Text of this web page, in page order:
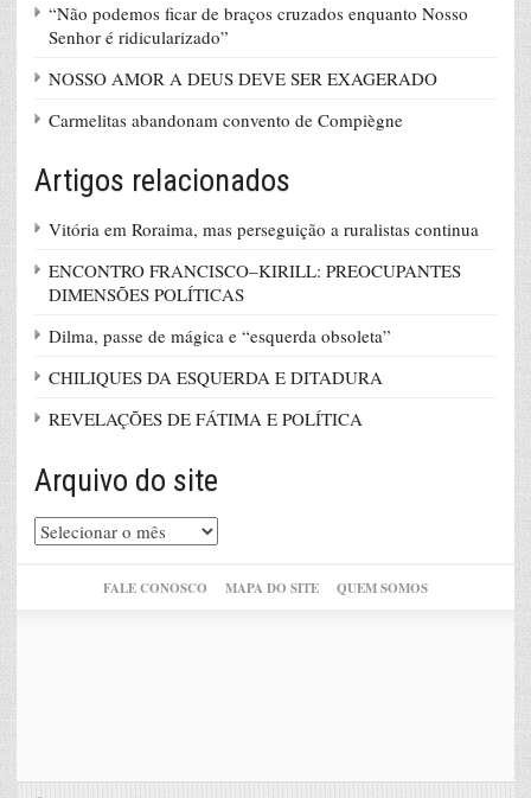
“Não podemos ficar de braços cruzados enquanto Nosso
Senhor é ridicularizado”
NOSSO AMOR A DEUS DEVE SER EXAGERADO
Carmelitas abandonam convento de Compiègne
Artigos relacionados
Vitória em Roraima, mas perseguição a ruralistas continua
ENCONTRO FRANCISCO–KIRILL: PREOCUPANTES
DIMENSÕES POLÍTICAS
Dilma, passe de mágica e “esquerda obsoleta”
CHILIQUES DA ESQUERDA E DITADURA
REVELAÇÕES DE FÁTIMA E POLÍTICA
Arquivo do site
Arquivo
do
FALE CONOSCO MAPA DO SITE QUEM SOMOS